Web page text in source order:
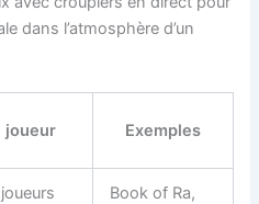
dans l’atmosphère d’un
joueur Exemples
Book of Ra,